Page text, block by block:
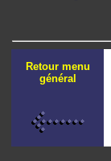
Retour menu
général